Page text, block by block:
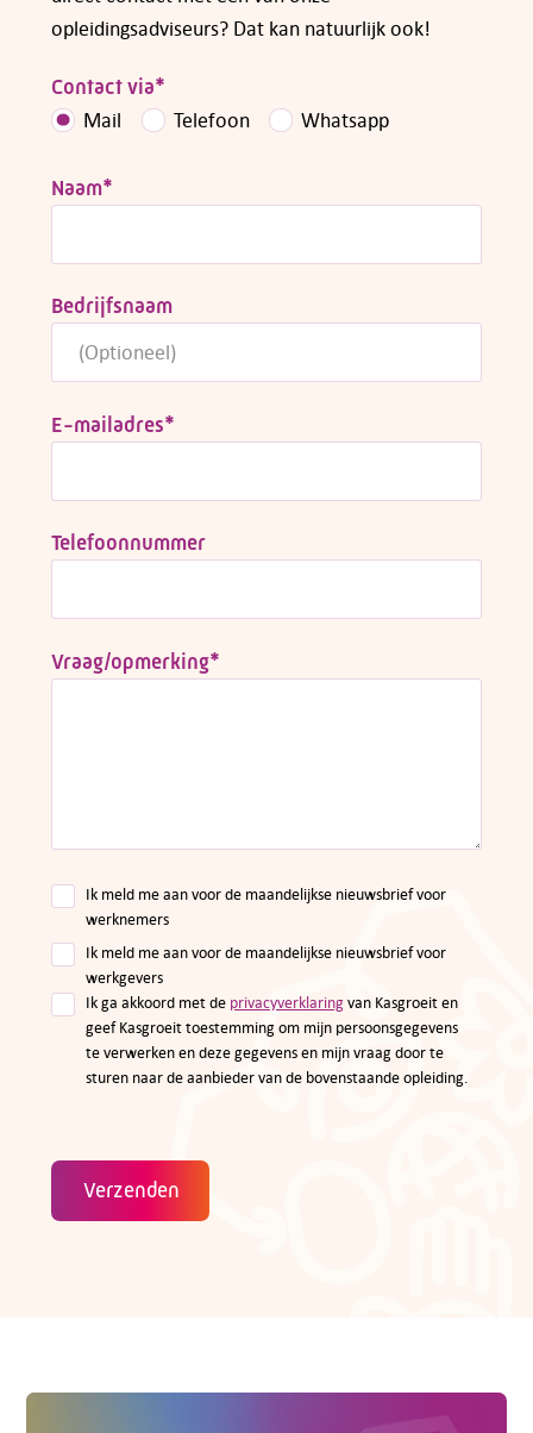
opleidingsadviseurs? Dat kan natuurlijk ook!
Contact via*
Mail Telefoon Whatsapp
Naam*
Bedrijfsnaam
E-mailadres*
Telefoonnummer
Vraag/opmerking*
Ik meld me aan voor de maandelijkse nieuwsbrief voor
werknemers
Ik meld me aan voor de maandelijkse nieuwsbrief voor
werkgevers
Ik ga akkoord met de privacyverklaringvan Kasgroeit en
geef Kasgroeit toestemming om mijn persoonsgegevens
te verwerken en deze gegevens en mijn vraag door te
sturen naar de aanbieder van de bovenstaande opleiding.
Verzenden